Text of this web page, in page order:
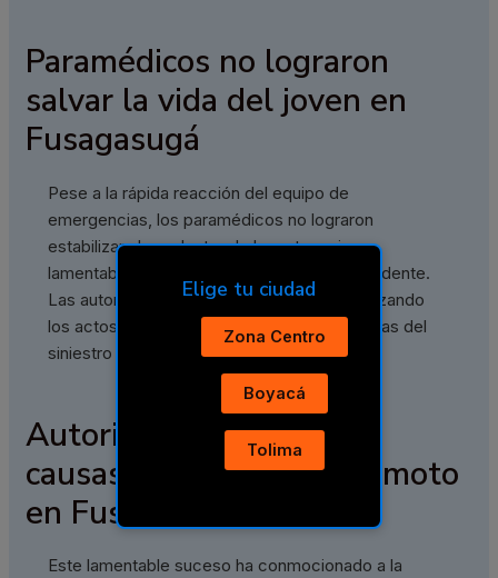
Paramédicos no lograron
salvar la vida del joven en
Fusagasugá
Pese a la rápida reacción del equipo de
emergencias, los paramédicos no lograron
estabilizar al conductor de la moto, quien
lamentablemente falleció en el sitio del accidente.
Las autoridades locales se encuentran realizando
los actos urgentes para esclarecer las causas del
siniestro vial.
Autoridades investigan
causas del accidente de moto
en Fusagasugá
Este lamentable suceso ha conmocionado a la
Elige tu ciudad
Zona Centro
Boyacá
Tolima